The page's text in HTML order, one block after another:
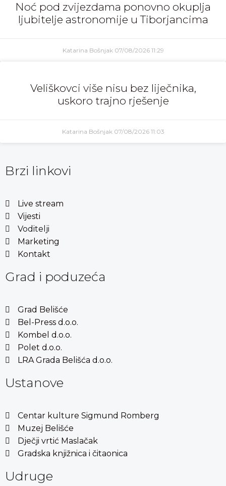
Noć pod zvijezdama ponovno okuplja
ljubitelje astronomije u Tiborjancima
Katarina Bošnjak 07/08/2026 11:29
Veliškovci više nisu bez liječnika,
uskoro trajno rješenje
Katarina Bošnjak 07/08/2026 11:03
Brzi linkovi
Live stream
Vijesti
Voditelji
Marketing
Kontakt
Grad i poduzeća
Grad Belišće
Bel-Press d.o.o.
Kombel d.o.o.
Polet d.o.o.
LRA Grada Belišća d.o.o.
Ustanove
Centar kulture Sigmund Romberg
Muzej Belišće
Dječji vrtić Maslačak
Gradska knjižnica i čitaonica
Udruge